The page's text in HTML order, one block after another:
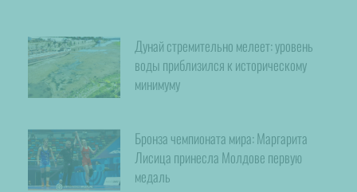
Дунай стремительно мелеет: уровень
воды приблизился к историческому
минимуму
Бронза чемпионата мира: Маргарита
Лисица принесла Молдове первую
медаль